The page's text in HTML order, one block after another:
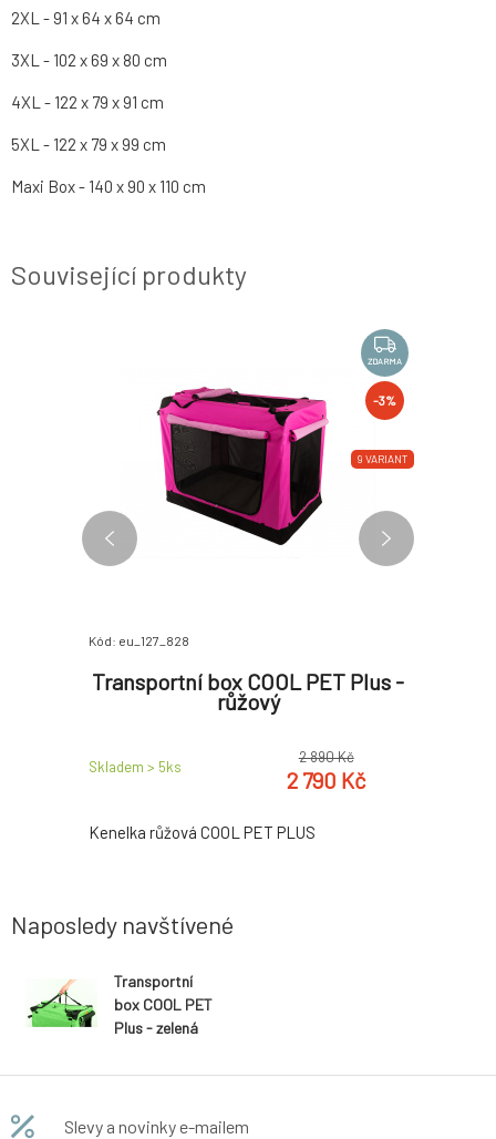
2XL - 91 x 64 x 64 cm
3XL - 102 x 69 x 80 cm
4XL - 122 x 79 x 91 cm
5XL - 122 x 79 x 99 cm
Maxi Box - 140 x 90 x 110 cm
Související produkty
9 VARIANT
ZDARMA
-3%
Kód: eu_127_828
Transportní box COOL PET Plus -
růžový
Skladem > 5ks
2 890 Kč
2 790 Kč
Kenelka růžová COOL PET PLUS
Naposledy navštívené
Transportní
box COOL PET
Plus - zelená
Slevy a novinky e-mailem